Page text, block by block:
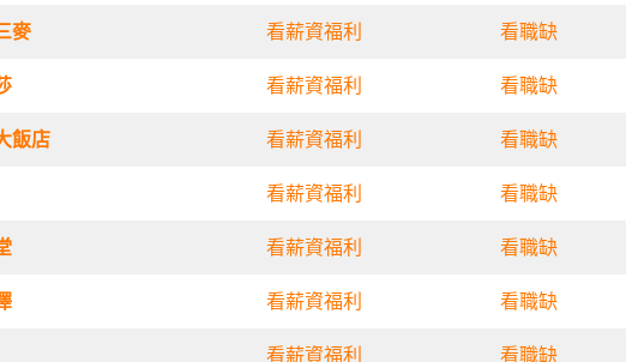
麥 看薪資福利 看職缺
看薪資福利 看職缺
飯店 看薪資福利 看職缺
看薪資福利 看職缺
看薪資福利 看職缺
看薪資福利 看職缺
看薪資福利 看職缺